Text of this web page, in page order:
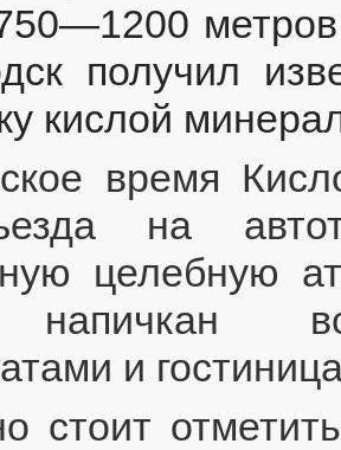
получил
кислой
время
на
целебную
и
стоит